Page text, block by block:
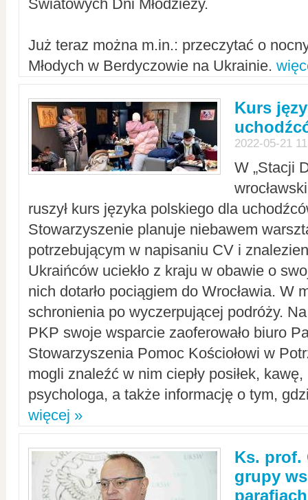
Światowych Dni Młodzieży.
Już teraz można m.in.: przeczytać o
Młodych w Berdyczowie na Ukrainie.
Kurs
2022-05-21
W „Stacji
ruszył kurs języka polskiego dla
Stowarzyszenie planuje niebawem
potrzebującym w napisaniu CV i
Ukraińców uciekło z kraju w obawie o
nich dotarło pociągiem do Wrocławia. W
schronienia po wyczerpującej podróży.
PKP swoje wsparcie zaoferowało biuro
Stowarzyszenia Pomoc Kościołowi w
mogli znaleźć w nim ciepły posiłek,
psychologa, a także informację o tym,
więcej »
Ks. prof.
grupy
parafiach